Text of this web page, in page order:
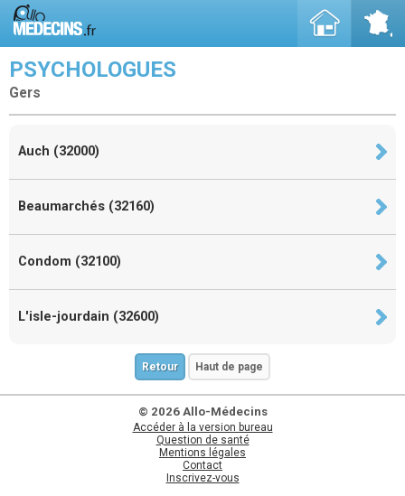
PSYCHOLOGUES
Gers
Auch (32000)
Beaumarchés (32160)
Condom (32100)
L'isle-jourdain (32600)
Retour Haut de page
© 2026 Allo-Médecins
Accéder à la version bureau
Question de santé
Mentions légales
Contact
Inscrivez-vous